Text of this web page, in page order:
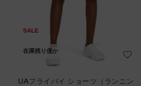
SALE
在庫残り僅か
UAフライバイ ショーツ（ランニン